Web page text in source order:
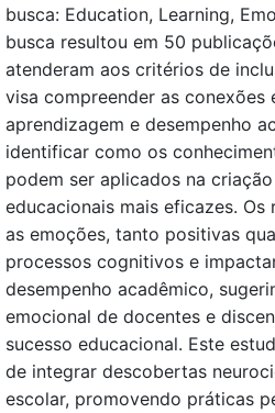
busca: Education, Learning,
busca resultou em 50
atenderam aos critérios de
visa compreender as conexões
aprendizagem e desempenho
identificar como os
podem ser aplicados na
educacionais mais eficazes.
as emoções, tanto positivas
processos cognitivos e
desempenho acadêmico,
emocional de docentes e
sucesso educacional. Este
de integrar descobertas
escolar, promovendo práticas